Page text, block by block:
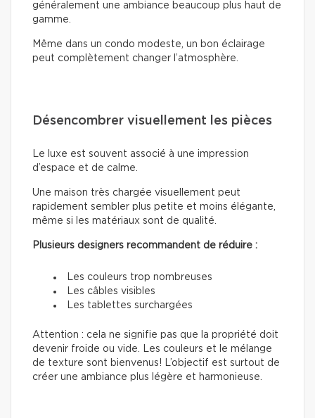
généralement une ambiance beaucoup plus haut de
gamme.
Même dans un condo modeste, un bon éclairage
peut complètement changer l’atmosphère.
Désencombrer visuellement les pièces
Le luxe est souvent associé à une impression
d’espace et de calme.
Une maison très chargée visuellement peut
rapidement sembler plus petite et moins élégante,
même si les matériaux sont de qualité.
Plusieurs designers recommandent de réduire :
Les couleurs trop nombreuses
Les câbles visibles
Les tablettes surchargées
Attention : cela ne signifie pas que la propriété doit
devenir froide ou vide. Les couleurs et le mélange
de texture sont bienvenus! L’objectif est surtout de
créer une ambiance plus légère et harmonieuse.